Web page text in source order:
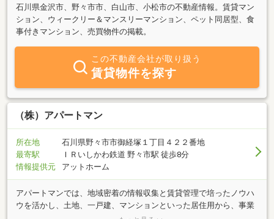
石川県金沢市、野々市市、白山市、小松市の不動産情報。賃貸マン
ション、ウィークリー＆マンスリーマンション、ペット同居型、食
事付きマンション、売買物件の掲載。
この不動産会社が取り扱う
賃貸物件を探す
（株）アパートマン
所在地
石川県野々市市御経塚１丁目４２２番地
最寄駅
ＩＲいしかわ鉄道 野々市駅 徒歩8分
情報提供元
アットホーム
アパートマンでは、地域密着の情報収集と賃貸管理で培ったノウハ
ウを活かし、土地、一戸建、マンションといった居住用から、事業